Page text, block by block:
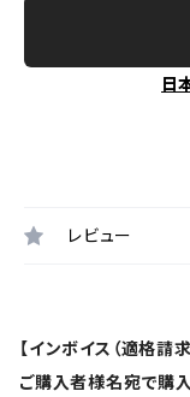
日
レビュー
【インボイス（適格請
ご購入者様名宛で購